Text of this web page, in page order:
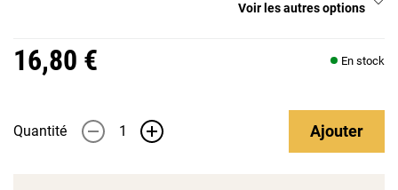
Voir les autres options
16,80 € En stock
Quantité - + Ajouter